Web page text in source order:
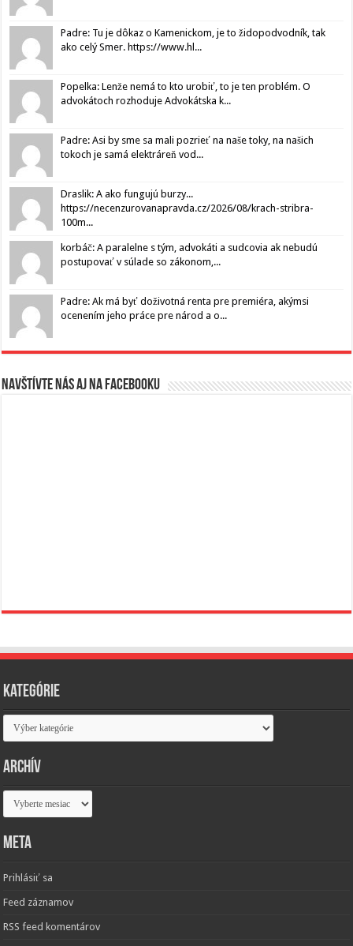
Padre: Tu je dôkaz o Kamenickom, je to židopodvodník, tak
ako celý Smer. https://www.hl...
Popelka: Lenže nemá to kto urobiť, to je ten problém. O
advokátoch rozhoduje Advokátska k...
Padre: Asi by sme sa mali pozrieť na naše toky, na našich
tokoch je samá elektráreň vod...
Draslik: A ako fungujú burzy...
https://necenzurovanapravda.cz/2026/08/krach-stribra-
100m...
korbáč: A paralelne s tým, advokáti a sudcovia ak nebudú
postupovať v súlade so zákonom,...
Padre: Ak má byť doživotná renta pre premiéra, akýmsi
ocenením jeho práce pre národ a o...
Navštívte nás aj na Facebooku
Kategórie
Kategórie
Archív
Archív
Meta
Prihlásiť sa
Feed záznamov
RSS feed komentárov